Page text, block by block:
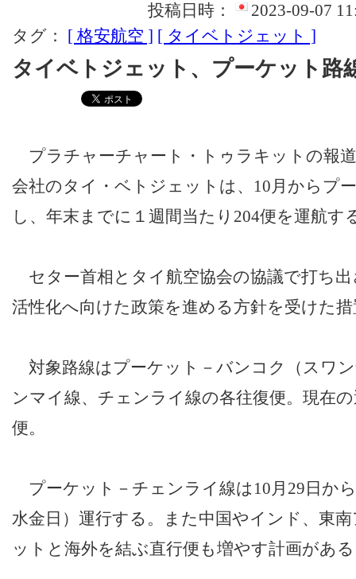
投稿日時：
2023-09-07
タグ： [ 格安航空 ] [ タイベトジェット ]
タイベトジェット、プーケット路
プラチャーチャート・トゥラキットの報
会社のタイ・ベトジェットは、10月からプ
し、年末までに１週間当たり204便を運航す
セター首相とタイ航空協会の協議で打ち
活性化へ向けた政策を進める方針を受けた
対象路線はプーケット－バンコク（スワ
ンマイ線、チェンライ線の各往復便。現在
便。
プーケット－チェンライ線は10月29日か
水金日）運行する。また中国やインド、東
ットと海外を結ぶ直行便も増やす計画があ